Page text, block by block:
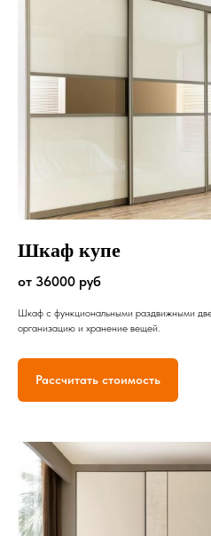
Шкаф купе
от 36000 руб
Шкаф с функциональными раздвижными
организацию и хранение вещей.
Рассчитать стоимость